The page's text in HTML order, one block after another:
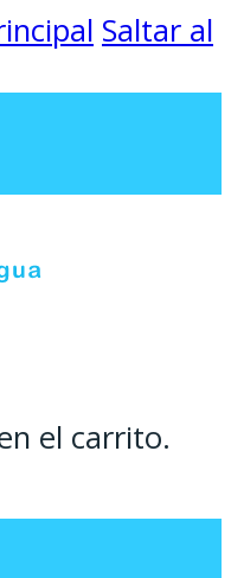
Saltar al
el carrito.